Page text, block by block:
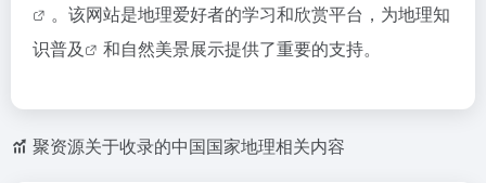
。该网站是地理爱好者的学习和欣赏平台，为地理知
识普及
和自然美景展示提供了重要的支持。
聚资源关于收录的中国国家地理相关内容